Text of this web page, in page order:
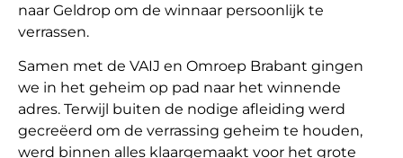
naar Geldrop om de winnaar persoonlijk te
verrassen.
Samen met de VAIJ en Omroep Brabant gingen
we in het geheim op pad naar het winnende
adres. Terwijl buiten de nodige afleiding werd
gecreëerd om de verrassing geheim te houden,
werd binnen alles klaargemaakt voor het grote